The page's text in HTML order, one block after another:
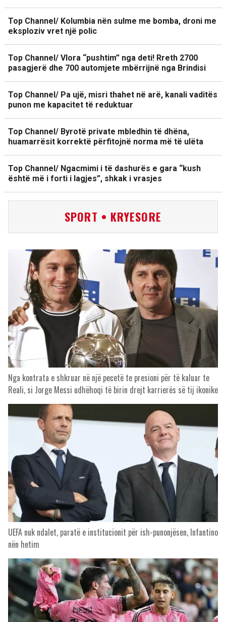
Top Channel/ Kolumbia nën sulme me bomba, droni me
eksploziv vret një polic
Top Channel/ Vlora “pushtim” nga deti! Rreth 2700
pasagjerë dhe 700 automjete mbërrijnë nga Brindisi
Top Channel/ Pa ujë, misri thahet në arë, kanali vaditës
punon me kapacitet të reduktuar
Top Channel/ Byrotë private mbledhin të dhëna,
huamarrësit korrektë përfitojnë norma më të ulëta
Top Channel/ Ngacmimi i të dashurës e gara “kush
është më i forti i lagjes”, shkak i vrasjes
SPORT • KRYESORE
Nga kontrata e shkruar në një pecetë te presioni për të kaluar te
Reali, si Jorge Messi udhëhoqi të birin drejt karrierës së tij ikonike
UEFA nuk ndalet, paratë e institucionit për ish-punonjësen, Infantino
nën hetim